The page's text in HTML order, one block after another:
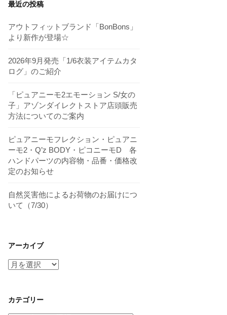
最近の投稿
アウトフィットブランド「BonBons」
より新作が登場☆
2026年9月発売「1/6衣装アイテムカタ
ログ」のご紹介
「ピュアニーモ2エモーション S/女の
子」アゾンダイレクトストア店頭販売
方法についてのご案内
ピュアニーモフレクション・ピュアニ
ーモ2・Q’z BODY・ピコニーモD 各
ハンドパーツの内容物・品番・価格改
定のお知らせ
自然災害他によるお荷物のお届けにつ
いて（7/30）
アーカイブ
ア
イ
ブ
カテゴリー